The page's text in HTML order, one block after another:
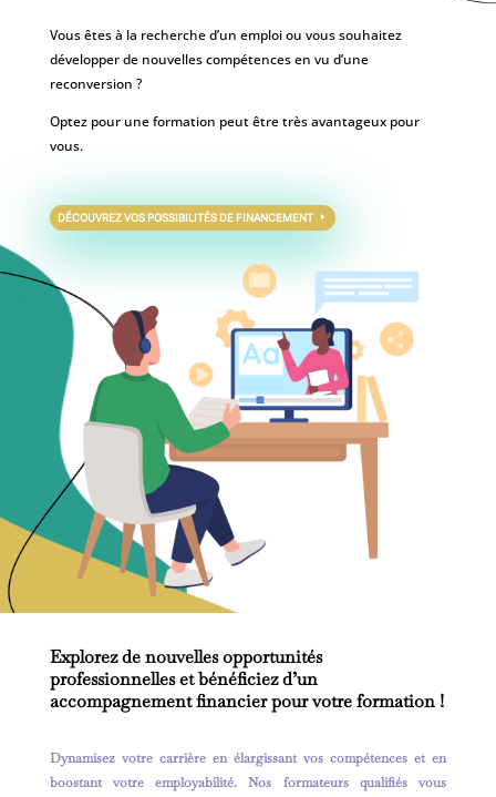
Vous êtes à la recherche d’un emploi ou vous souhaitez
développer de nouvelles compétences en vu d’une
reconversion ?
Optez pour une formation peut être très avantageux pour
vous.
DÉCOUVREZ VOS POSSIBILITÉS DE FINANCEMENT
Explorez de nouvelles opportunités
professionnelles et bénéficiez d’un
accompagnement financier pour votre formation !
Dynamisez votre carrière en élargissant vos compétences et en
boostant votre employabilité. Nos formateurs qualifiés vous